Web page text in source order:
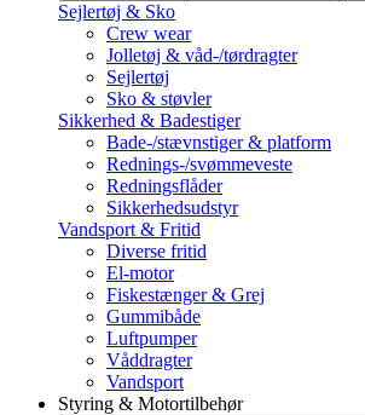
Sejlertøj & Sko
Crew wear
Jolletøj & våd-/tørdragter
Sejlertøj
Sko & støvler
Sikkerhed & Badestiger
Bade-/stævnstiger & platform
Rednings-/svømmeveste
Redningsflåder
Sikkerhedsudstyr
Vandsport & Fritid
Diverse fritid
El-motor
Fiskestænger & Grej
Gummibåde
Luftpumper
Våddragter
Vandsport
Styring & Motortilbehør